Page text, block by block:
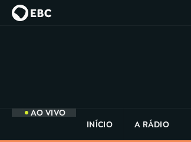
AO VIVO
INÍCIO
A RÁDIO